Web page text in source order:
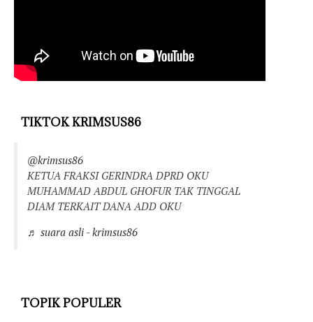
TIKTOK KRIMSUS86
@krimsus86
KETUA FRAKSI GERINDRA DPRD OKU
MUHAMMAD ABDUL GHOFUR TAK TINGGAL
DIAM TERKAIT DANA ADD OKU
♬ suara asli - krimsus86
TOPIK POPULER